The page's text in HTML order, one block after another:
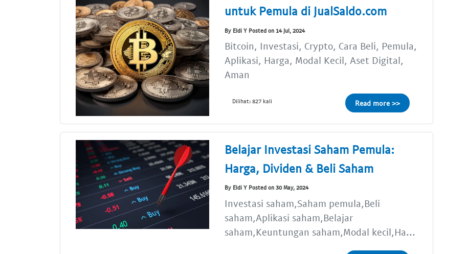
untuk Pemula di JualSaldo.com
By Eldi Y Posted on 14 Jul, 2024
Bitcoin, Investasi, Crypto, Cara Beli, Pemula,
Aplikasi, Harga, Modal Kecil, Aset Digital,
Aman
Dilihat: 827 kali Read more >>
Belajar Investasi Saham Pemula:
Harga, Dividen & Beli Saham
By Eldi Y Posted on 30 May, 2024
Investasi saham,Saham pemula,Beli
saham,Aplikasi saham,Belajar
saham,Keuntungan saham,Modal kecil,Ha...